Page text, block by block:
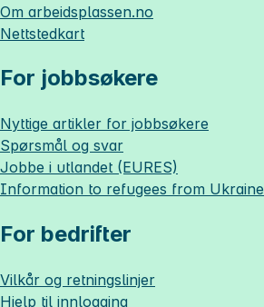
Om arbeidsplassen.no
Nettstedkart
For jobbsøkere
Nyttige artikler for jobbsøkere
Spørsmål og svar
Jobbe i utlandet (EURES)
Information to refugees from Ukraine
For bedrifter
Vilkår og retningslinjer
Hjelp til innlogging